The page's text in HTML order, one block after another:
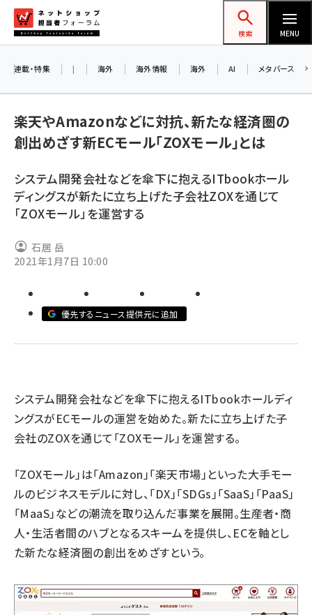
ン
ネットショップ担当者フォーラム
検索 MENU
yahoo (1900)
楽天 (1871)
アスクル (1119)
ビィ・フォアード (773)
連載・特集 | 海外 海外情報 海外 AI メタバース
楽天やAmazonなどに対抗、新たな経済圏の
創出めざす新ECモール「ZOXモール」とは
システム開発会社などを傘下に抱えるITbookホール
ディングスが新たに立ち上げた子会社ZOXを通じて
「ZOXモール」を運営する
石居 岳
2021年1月7日 10:00
優先するニュース提供元に追加
システム開発会社などを傘下に抱えるITbookホールディ
ングスがECモールの運営を始めた。新たに立ち上げた子
会社のZOXを通じて「ZOXモール」を運営する。
「ZOXモール」は「Amazon」「楽天市場」といった大手モー
ルのビジネスモデルに対し、「DX」「SDGs」「SaaS」「PaaS」
「MaaS」などの潮流を取り込んだ事業を展開。生産者・商
人・生活者間のハブとなるスキームを提供し、ECを軸とし
た新たな経済圏の創出をめざすという。